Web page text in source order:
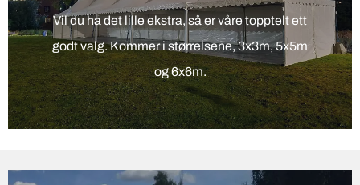
Vil du ha det lille ekstra, så er våre topptelt ett
godt valg. Kommer i størrelsene, 3x3m, 5x5m
og 6x6m.